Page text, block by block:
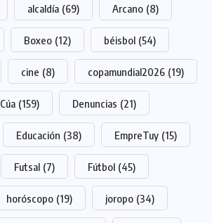
alcaldía (69) Arcano (8)
Boxeo (12) béisbol (54)
cine (8) copamundial2026 (19)
Cúa (159) Denuncias (21)
Educación (38) EmpreTuy (15)
Futsal (7) Fútbol (45)
horóscopo (19) joropo (34)